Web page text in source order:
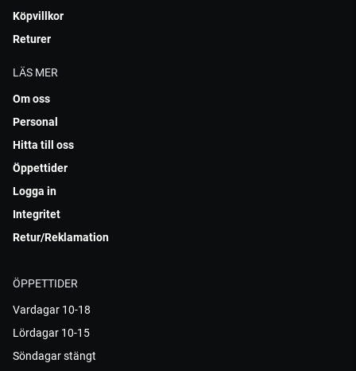
Köpvillkor
Returer
LÄS MER
Om oss
Personal
Hitta till oss
Öppettider
Logga in
Integritet
Retur/Reklamation
ÖPPETTIDER
Vardagar 10-18
Lördagar 10-15
Söndagar stängt